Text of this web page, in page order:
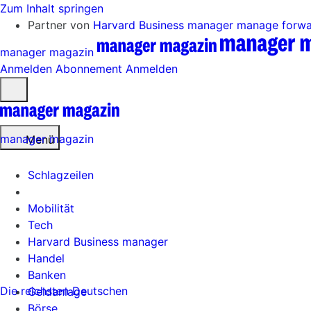
Zum Inhalt springen
Partner von Harvard Business manager manage
manager magazin
Anmelden Abonnement Anmelden
öffnen
Menü
Schlagzeilen
Mobilität
Tech
Harvard Business manager
Handel
Banken
Geldanlage
Börse
manager magazin
Die reichsten Deutschen